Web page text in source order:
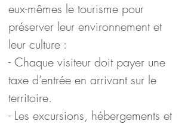
eux-mêmes le tourisme pour
préserver leur environnement et
leur culture :
- Chaque visiteur doit payer une
taxe d’entrée en arrivant sur le
territoire.
- Les excursions, hébergements et